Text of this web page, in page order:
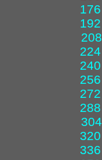
176
192
208
224
240
256
272
288
304
320
336